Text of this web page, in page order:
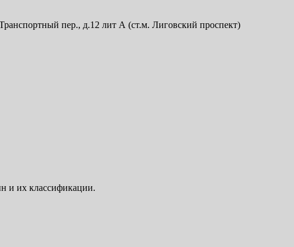
пер., д.12 лит А (ст.м. Лиговский проспект)
и их классификации.